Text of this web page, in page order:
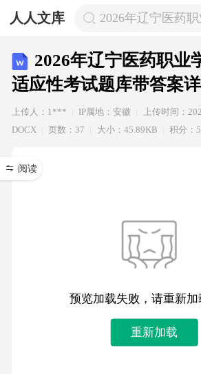
人人文库 2026年辽宁医药
2026年辽宁医药职业
适应性考试题库带答案
上传人：1*** IP属地：安徽 上传时间：
DOCX
页数：37 大小：45.89KB 积分：5
阅读
预览加载失败，请重新加
重新加载